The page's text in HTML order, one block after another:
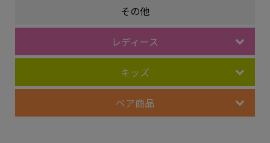
その他
レディース
キッズ
ペア商品